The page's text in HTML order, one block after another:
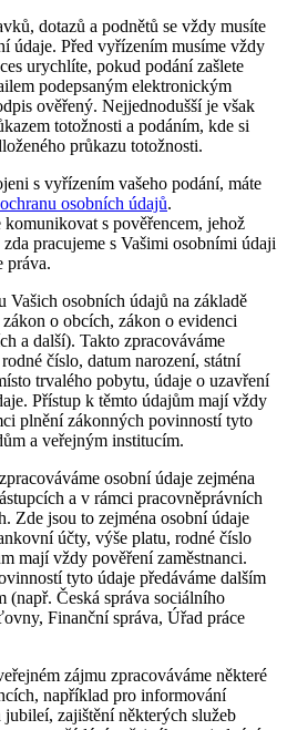
dotazů a podnětů se vždy musíte
údaje. Před vyřízením musíme vždy
urychlíte, pokud podání zašlete
podepsaným elektronickým
ověřený. Nejjednodušší je však
totožnosti a podáním, kde si
průkazu totožnosti.
s vyřízením vašeho podání, máte
osobních údajů.
s pověřencem, jehož
pracujeme s Vašimi osobními údaji
práva.
Vašich osobních údajů na základě
o obcích, zákon o evidenci
a další). Takto zpracováváme
číslo, datum narození, státní
trvalého pobytu, údaje o uzavření
Přístup k těmto údajům mají vždy
plnění zákonných povinností tyto
a veřejným institucím.
osobní údaje zejména
a v rámci pracovněprávních
Zde jsou to zejména osobní údaje
účty, výše platu, rodné číslo
mají vždy pověření zaměstnanci.
tyto údaje předáváme dalším
(např. Česká správa sociálního
Finanční správa, Úřad práce
zájmu zpracováváme některé
například pro informování
zajištění některých služeb